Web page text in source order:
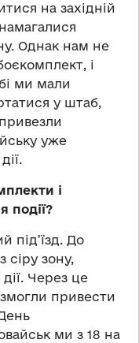
на західній
Однак нам не
і
ми мали
у штаб,
уже
і
події?
під’їзд. До
сіру зону,
Через це
привести
ми з 18 на